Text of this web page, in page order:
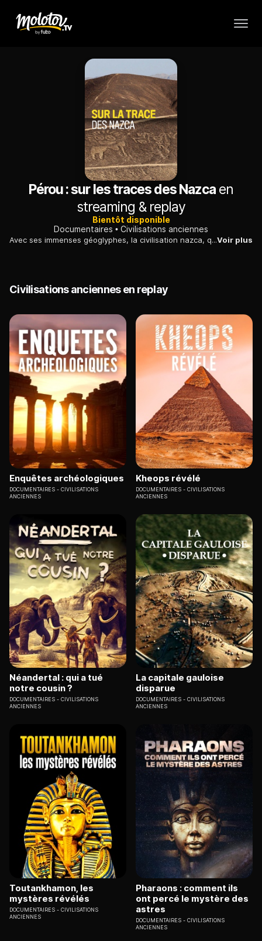
Pérou : sur les traces des Nazca en
streaming & replay
Bientôt disponible
Documentaires
Civilisations anciennes
Avec ses immenses géoglyphes, la civilisation nazca, qui règna sur le Pérou jusqu'au début du IXe siècle, reste mal connue : de récentes fouilles lèvent une part du mystère.Voir plus
Civilisations anciennes en replay
Enquêtes archéologiques
DOCUMENTAIRES
CIVILISATIONS
ANCIENNES
Kheops révélé
DOCUMENTAIRES
CIVILISATIONS
ANCIENNES
Néandertal : qui a tué
notre cousin ?
DOCUMENTAIRES
CIVILISATIONS
ANCIENNES
La capitale gauloise
disparue
DOCUMENTAIRES
CIVILISATIONS
ANCIENNES
Toutankhamon, les
mystères révélés
DOCUMENTAIRES
CIVILISATIONS
ANCIENNES
Pharaons : comment ils
ont percé le mystère des
astres
DOCUMENTAIRES
CIVILISATIONS
ANCIENNES